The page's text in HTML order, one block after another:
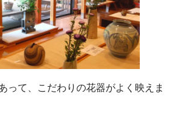
って、こだわりの花器がよく映えま